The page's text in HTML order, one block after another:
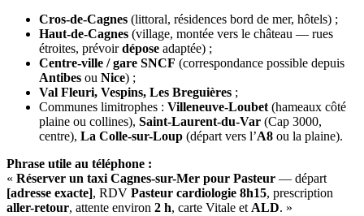
Cros-de-Cagnes (littoral, résidences bord de mer, hôtels) ;
Haut-de-Cagnes (village, montée vers le château — rues
étroites, prévoirdépose adaptée) ;
Centre-ville / gare SNCF (correspondance possible depuis
Antibes ou Nice) ;
Val Fleuri, Vespins, Les Breguières ;
Communes limitrophes : Villeneuve-Loubet (hameaux côté
plaine ou collines), Saint-Laurent-du-Var (Cap 3000,
centre), La Colle-sur-Loup (départ vers l’A8 ou la plaine).
Phrase utile au téléphone :
« Réserver un taxi Cagnes-sur-Mer pour Pasteur — départ
[adresse exacte], RDV Pasteur cardiologie 8h15, prescription
aller-retour, attente environ 2 h, carte Vitale et ALD. »